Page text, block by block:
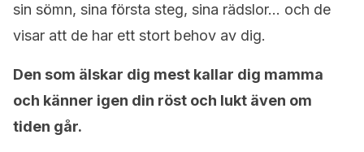
sin sömn, sina första steg, sina rädslor… och de
visar att de har ett stort behov av dig.
Den som älskar dig mest kallar dig mamma
och känner igen din röst och lukt även om
tiden går.